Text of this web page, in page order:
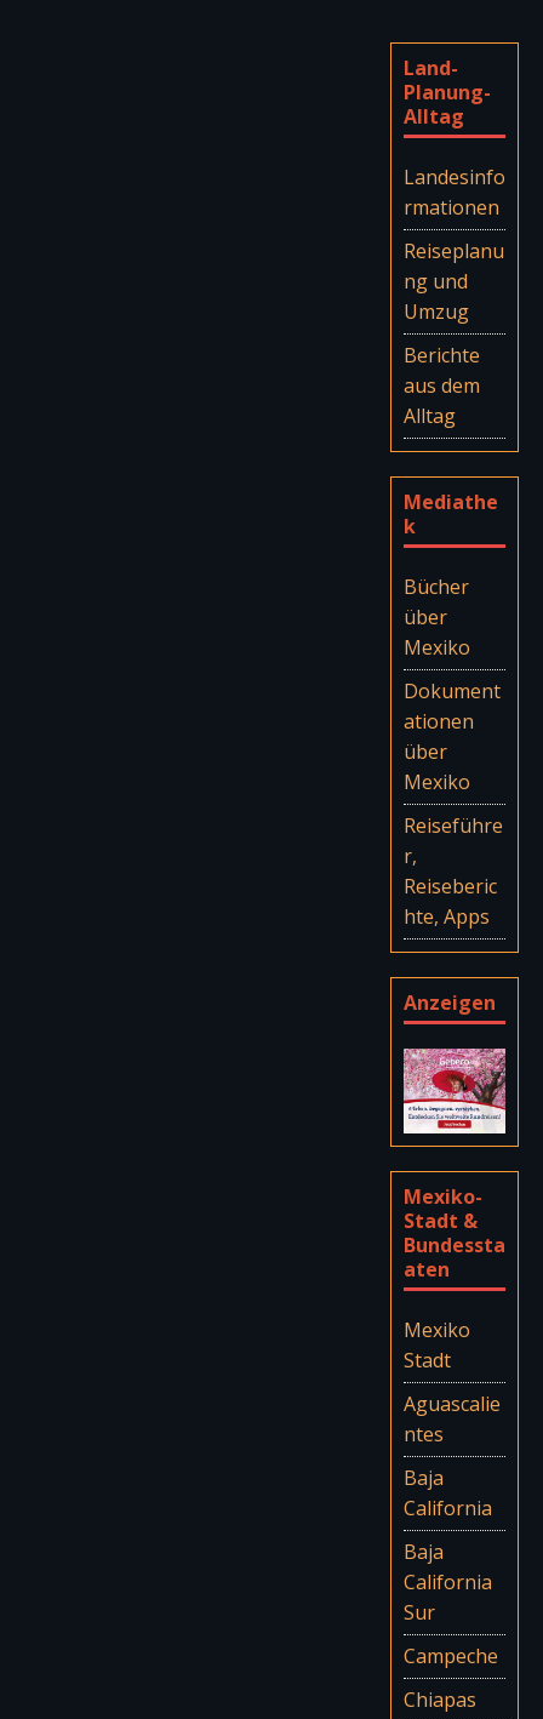
Land-
Planung-
Alltag
Landesinfo
rmationen
Reiseplanu
ng und
Umzug
Berichte
aus dem
Alltag
Mediathe
k
Bücher
über
Mexiko
Dokument
ationen
über
Mexiko
Reiseführe
r,
Reiseberic
hte, Apps
Anzeigen
Mexiko-
Stadt &
Bundessta
aten
Mexiko
Stadt
Aguascalie
ntes
Baja
California
Baja
California
Sur
Campeche
Chiapas